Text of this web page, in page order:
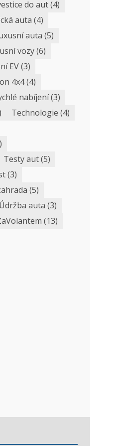
do aut(4)
auta (4)
auta (5)
vozy(6)
EV(3)
4x4(4)
nabíjení(3)
Technologie (4)
Testy aut(5)
(3)
(5)
Údržba auta (3)
(13)